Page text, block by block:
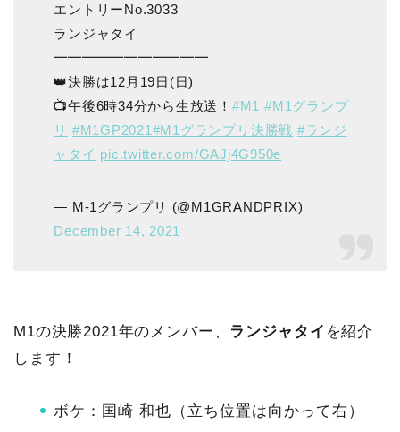
エントリーNo.3033
ランジャタイ
━━━━━━━━━━━
👑決勝は12月19日(日)
📺午後6時34分から生放送！ #M1 #M1グランプ
リ #M1GP2021#M1グランプリ決勝戦 #ランジ
ャタイ pic.twitter.com/GAJj4G950e
— M-1グランプリ (@M1GRANDPRIX)
December 14, 2021
M1の決勝2021年のメンバー、 ランジャタイ を紹介
します！
ボケ：国崎 和也（立ち位置は向かって右）